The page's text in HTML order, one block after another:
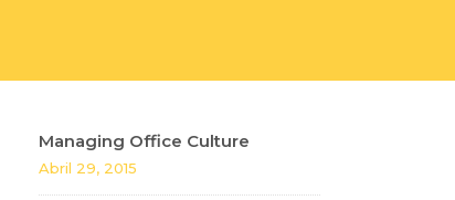
Managing Office Culture
Abril 29, 2015